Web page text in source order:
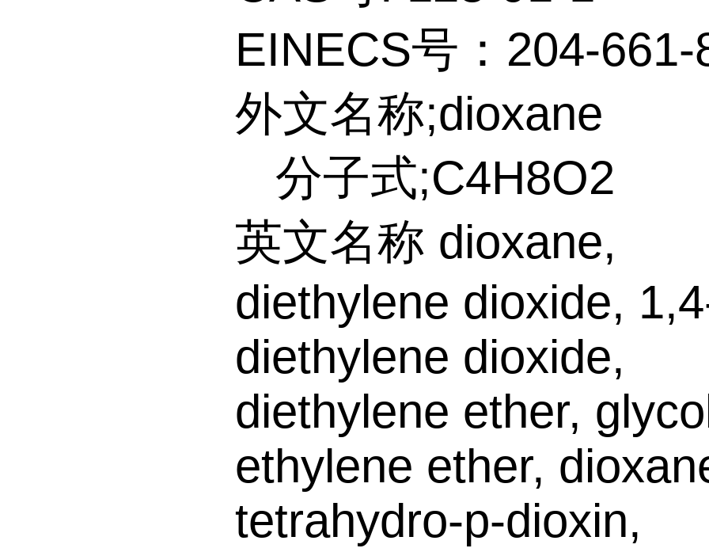
EINECS号：204-661-
外文名称
分子式;C4H8O2
英文名称 dioxane,
diethylene dioxide,
diethylene dioxide,
diethylene ether,
ethylene ether,
tetrahydro-p-dioxin,